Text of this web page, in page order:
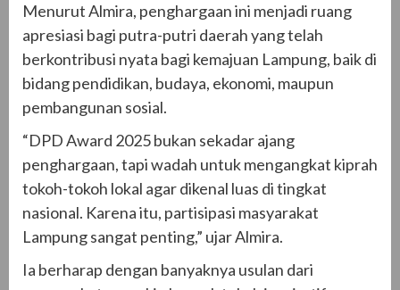
Menurut Almira, penghargaan ini menjadi ruang
apresiasi bagi putra-putri daerah yang telah
berkontribusi nyata bagi kemajuan Lampung, baik di
bidang pendidikan, budaya, ekonomi, maupun
pembangunan sosial.
“DPD Award 2025 bukan sekadar ajang
penghargaan, tapi wadah untuk mengangkat kiprah
tokoh-tokoh lokal agar dikenal luas di tingkat
nasional. Karena itu, partisipasi masyarakat
Lampung sangat penting,” ujar Almira.
Ia berharap dengan banyaknya usulan dari